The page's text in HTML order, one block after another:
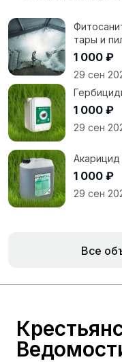
тары и
1 000 ₽
29 сен
1 000 ₽
29 сен
1 000 ₽
29 сен
Все